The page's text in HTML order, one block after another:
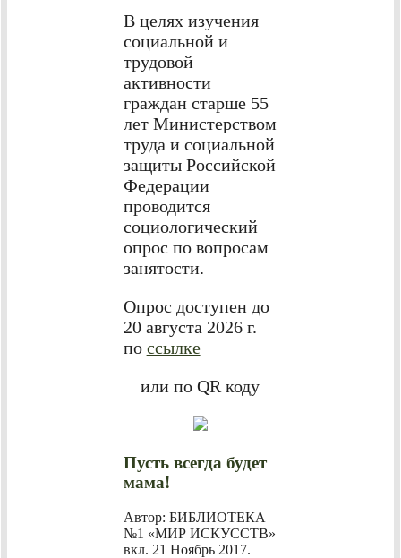
В целях изучения
социальной и
трудовой
активности
граждан старше 55
лет Министерством
труда и социальной
защиты Российской
Федерации
проводится
социологический
опрос по вопросам
занятости.
Опрос доступен до
20 августа 2026 г.
по ссылке
или по QR коду
Пусть всегда будет
мама!
Автор: БИБЛИОТЕКА
№1 «МИР ИСКУССТВ»
вкл. 21 Ноябрь 2017.